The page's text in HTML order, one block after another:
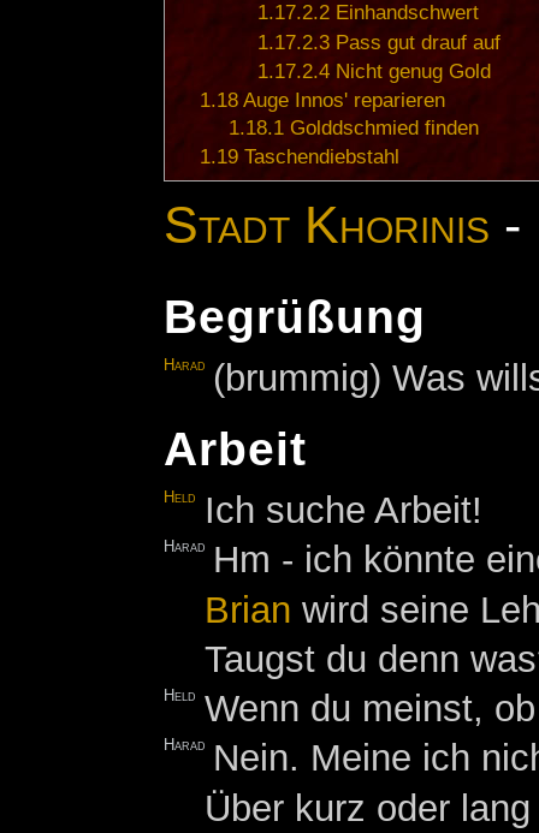
1.17.2.2 Einhandschwert
1.17.2.3 Pass gut drauf auf
1.17.2.4 Nicht genug Gold
1.18 Auge Innos' reparieren
1.18.1 Golddschmied finden
1.19 Taschendiebstahl
Stadt Khorinis -
Begrüßung
Harad (brummig) Was
Arbeit
Held Ich suche Arbeit!
Harad
Hm - ich könnte
Brian wird seine
Taugst du denn
Held Wenn du meinst,
Harad
Nein. Meine ich
Über kurz oder